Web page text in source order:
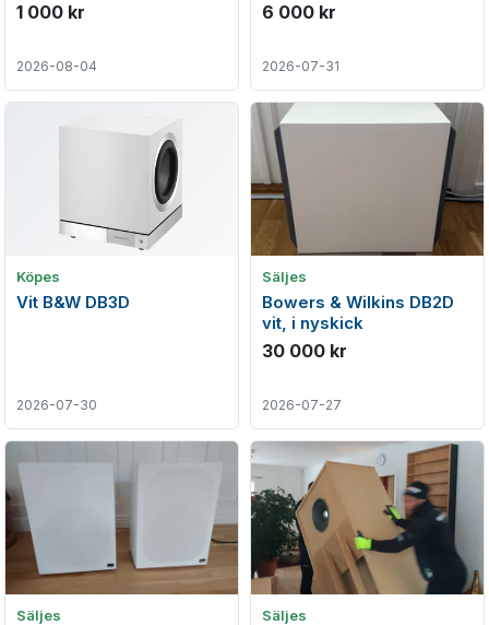
1 000 kr
2026-08-04
6 000 kr
2026-07-31
Köpes
Vit B&W DB3D
2026-07-30
Säljes
Bowers & Wilkins DB2D
vit, i nyskick
30 000 kr
2026-07-27
Säljes Säljes